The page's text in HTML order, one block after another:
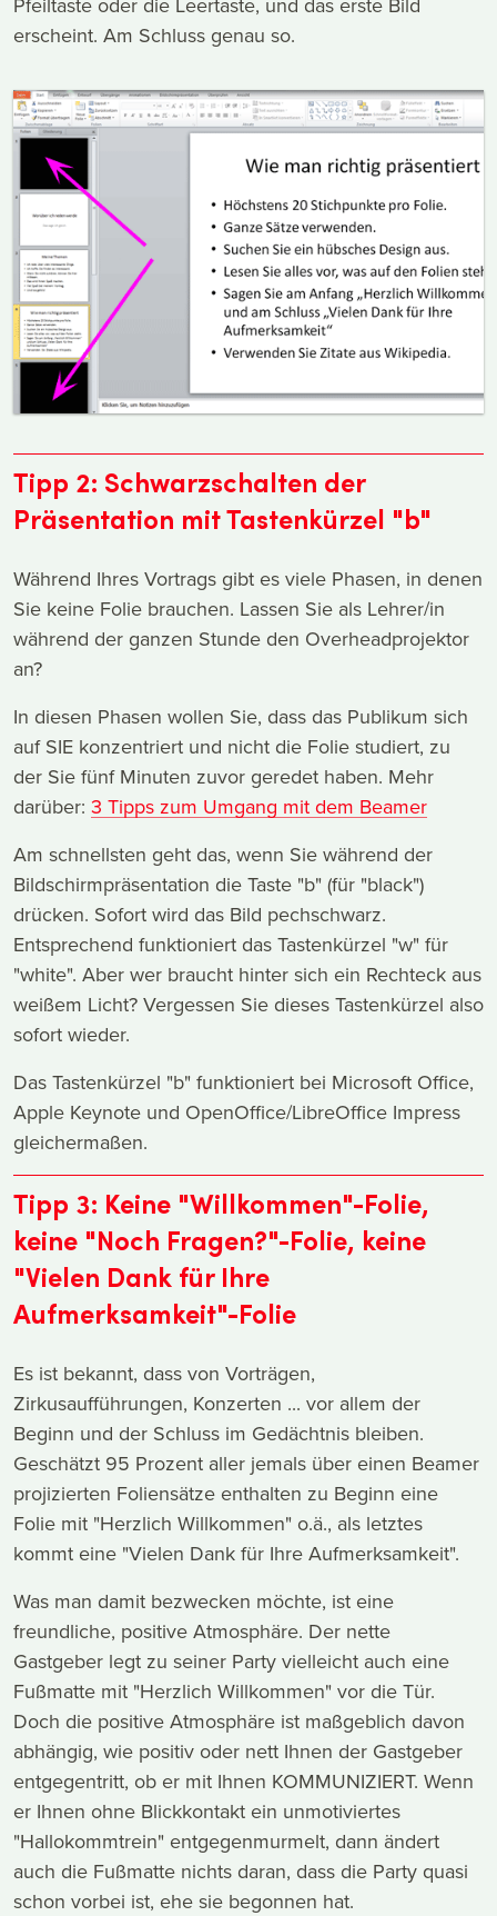
erscheint. Am Schluss genau so.
Tipp 2: Schwarzschalten der
Präsentation mit Tastenkürzel "b"
Während Ihres Vortrags gibt es viele Phasen, in denen
Sie keine Folie brauchen. Lassen Sie als Lehrer/in
während der ganzen Stunde den Overheadprojektor
an?
In diesen Phasen wollen Sie, dass das Publikum sich
auf SIE konzentriert und nicht die Folie studiert, zu
der Sie fünf Minuten zuvor geredet haben. Mehr
darüber: 3 Tipps zum Umgang mit dem Beamer
Am schnellsten geht das, wenn Sie während der
Bildschirmpräsentation die Taste "b" (für "black")
drücken. Sofort wird das Bild pechschwarz.
Entsprechend funktioniert das Tastenkürzel "w" für
"white". Aber wer braucht hinter sich ein Rechteck aus
weißem Licht? Vergessen Sie dieses Tastenkürzel also
sofort wieder.
Das Tastenkürzel "b" funktioniert bei Microsoft Office,
Apple Keynote und OpenOffice/LibreOffice Impress
gleichermaßen.
Tipp 3: Keine "Willkommen"-Folie,
keine "Noch Fragen?"-Folie, keine
"Vielen Dank für Ihre
Aufmerksamkeit"-Folie
Es ist bekannt, dass von Vorträgen,
Zirkusaufführungen, Konzerten ... vor allem der
Beginn und der Schluss im Gedächtnis bleiben.
Geschätzt 95 Prozent aller jemals über einen Beamer
projizierten Foliensätze enthalten zu Beginn eine
Folie mit "Herzlich Willkommen" o.ä., als letztes
kommt eine "Vielen Dank für Ihre Aufmerksamkeit".
Was man damit bezwecken möchte, ist eine
freundliche, positive Atmosphäre. Der nette
Gastgeber legt zu seiner Party vielleicht auch eine
Fußmatte mit "Herzlich Willkommen" vor die Tür.
Doch die positive Atmosphäre ist maßgeblich davon
abhängig, wie positiv oder nett Ihnen der Gastgeber
entgegentritt, ob er mit Ihnen KOMMUNIZIERT. Wenn
er Ihnen ohne Blickkontakt ein unmotiviertes
"Hallokommtrein" entgegenmurmelt, dann ändert
auch die Fußmatte nichts daran, dass die Party quasi
schon vorbei ist, ehe sie begonnen hat.